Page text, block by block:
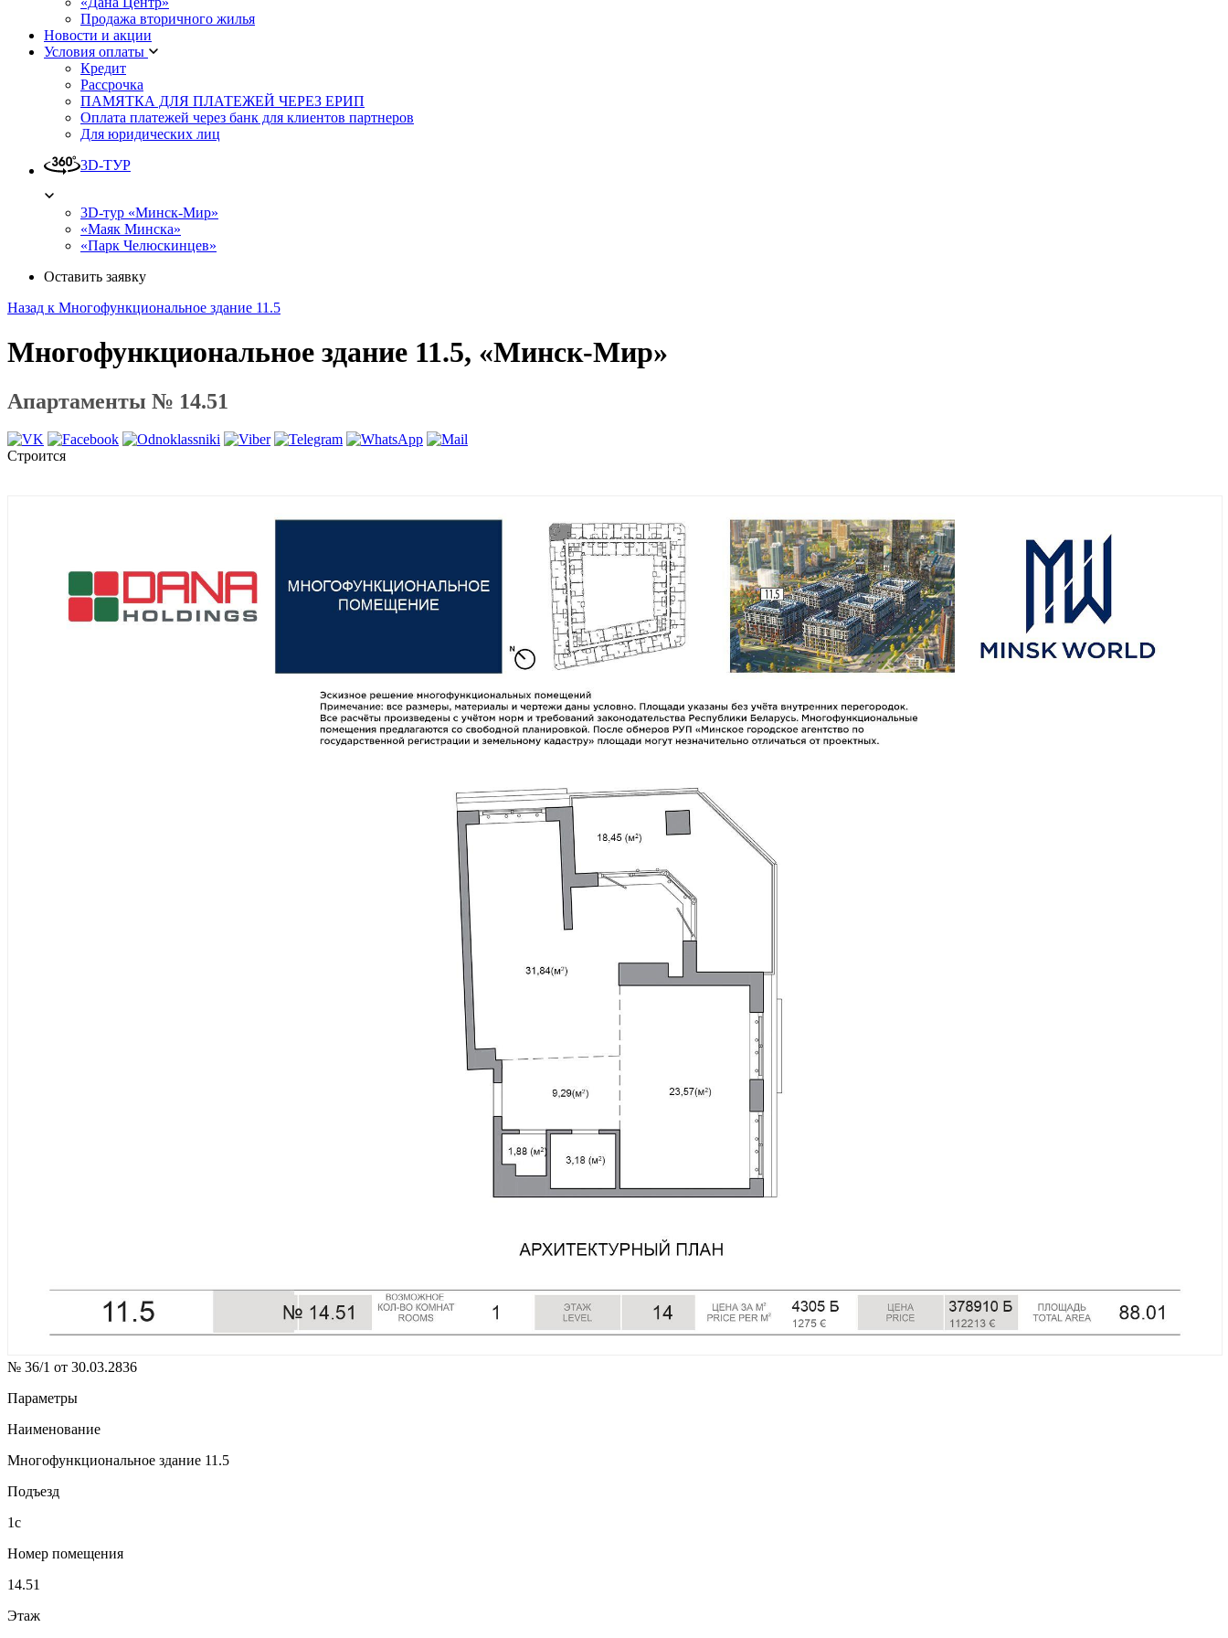
Продажа вторичного жилья
Новости и акции
Условия оплаты
Кредит
Рассрочка
ПАМЯТКА ДЛЯ ПЛАТЕЖЕЙ ЧЕРЕЗ ЕРИП
Оплата платежей через банк для клиентов партнеров
Для юридических лиц
3D-ТУР
3D-тур «Минск-Мир»
«Маяк Минска»
«Парк Челюскинцев»
Оставить заявку
Назад к Многофункциональное здание 11.5
Многофункциональное здание 11.5, «Минск-Мир»
Апартаменты № 14.51
Строится
№ 36/1 от 30.03.2836
Параметры
Наименование
Многофункциональное здание 11.5
Подъезд
1с
Номер помещения
14.51
Этаж